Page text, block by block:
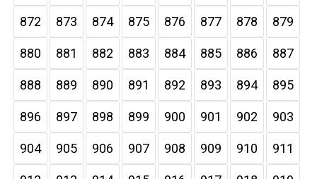
872 873 874 875 876 877 878 879
880 881 882 883 884 885 886 887
888 889 890 891 892 893 894 895
896 897 898 899 900 901 902 903
904 905 906 907 908 909 910 911